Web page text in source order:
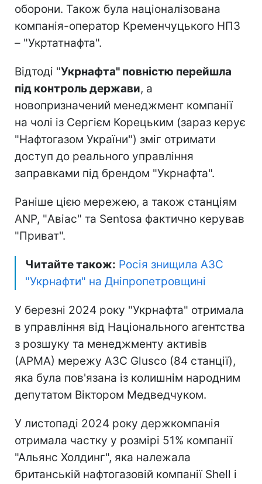
оборони. Також була націоналізована
компанія-оператор Кременчуцького НПЗ
– "Укртатнафта".
Відтоді "Укрнафта" повністю перейшла
під контроль держави, а
новопризначений менеджмент компанії
на чолі із Сергієм Корецьким (зараз керує
"Нафтогазом України") зміг отримати
доступ до реального управління
заправками під брендом "Укрнафта".
Раніше цією мережею, а також станціям
ANP, "Авіас" та Sentosa фактично керував
"Приват".
Читайте також: Росія знищила АЗС
"Укрнафти" на Дніпропетровщині
У березні 2024 року "Укрнафта" отримала
в управління від Національного агентства
з розшуку та менеджменту активів
(АРМА) мережу АЗС Glusco (84 станції),
яка була пов'язана із колишнім народним
депутатом Віктором Медведчуком.
У листопаді 2024 року держкомпанія
отримала частку у розмірі 51% компанії
"Альянс Холдинг", яка належала
британській нафтогазовій компанії Shell і